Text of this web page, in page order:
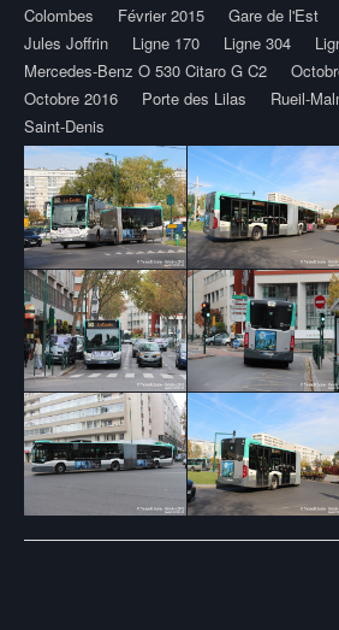
Colombes
Février 2015 Gare de l'Est
Jules Joffrin
Ligne 170 Ligne 304
Mercedes-Benz O 530 Citaro G C2
Octobre 2016
Porte des Lilas Rueil-
Saint-Denis
Post